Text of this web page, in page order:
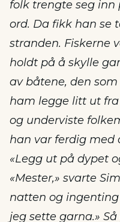
folk trengte seg inn
ord. Da fikk han se
stranden. Fiskerne
holdt på å skylle
av båtene, den
ham legge litt ut
og underviste
han var ferdig med
«Legg ut på dypet
«Mester,» svarte
natten og
jeg sette garna.»